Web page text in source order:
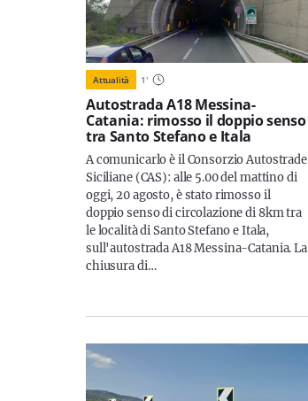
Attualità 1'
Autostrada A18 Messina-
Catania: rimosso il doppio senso
tra Santo Stefano e Itala
A comunicarlo è il Consorzio Autostrade
Siciliane (CAS): alle 5.00 del mattino di
oggi, 20 agosto, è stato rimosso il
doppio senso di circolazione di 8km tra
le località di Santo Stefano e Itala,
sull'autostrada A18 Messina-Catania. La
chiusura di…